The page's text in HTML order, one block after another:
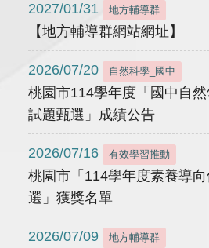
2027/01/31 地方輔導群
【地方輔導群網站網址】
2026/07/20 自然科學_國中
桃園市114學年度「國中自
試題甄選」成績公告
2026/07/16 有效學習推動
桃園市「114學年度素養導
選」獲獎名單
2026/07/09 地方輔導群